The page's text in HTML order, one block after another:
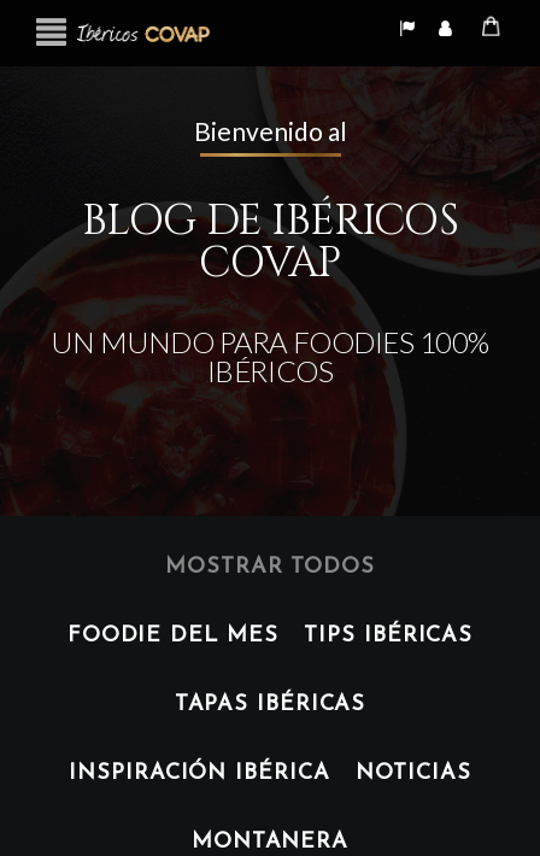
Bienvenido al
BLOG DE IBÉRICOS
COVAP
UN MUNDO PARA FOODIES 100%
IBÉRICOS
MOSTRAR TODOS
FOODIE DEL MES TIPS IBÉRICAS
TAPAS IBÉRICAS
INSPIRACIÓN IBÉRICA NOTICIAS
MONTANERA